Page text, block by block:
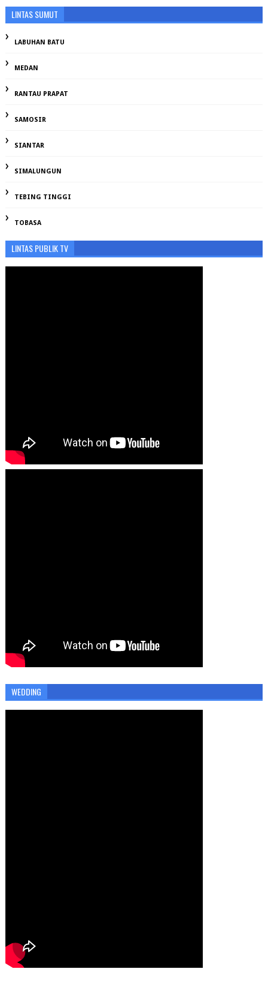
LINTAS SUMUT
LABUHAN BATU
MEDAN
RANTAU PRAPAT
SAMOSIR
SIANTAR
SIMALUNGUN
TEBING TINGGI
TOBASA
LINTAS PUBLIK TV
WEDDING